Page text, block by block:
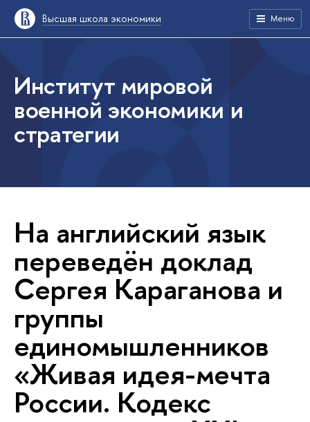
Высшая школа экономики Меню
Институт мировой
военной экономики и
стратегии
На английский язык
переведён доклад
Сергея Караганова и
группы
единомышленников
«Живая идея-мечта
России. Кодекс